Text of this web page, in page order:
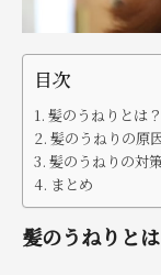
目次
髪のうねりとは？
髪のうねりの原
髪のうねりの対
まとめ
髪のうねりと